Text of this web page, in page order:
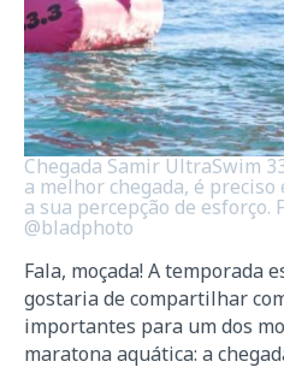
Chegada Samir UltraSwim
a melhor chegada, é
a sua percepção de esforço.
@bladphoto
Fala, moçada! A temporada
gostaria de compartilhar
importantes para um dos
maratona aquática: a